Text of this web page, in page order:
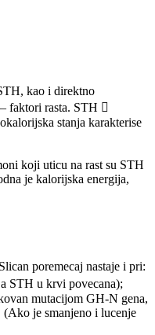
kao i direktno
faktori rasta. STH 
stanja karakterise
koji uticu na rast su STH
je kalorijska energija,
poremecaj nastaje i pri:
STH u krvi povecana);
mutacijom GH-N gena,
(Ako je smanjeno i lucenje